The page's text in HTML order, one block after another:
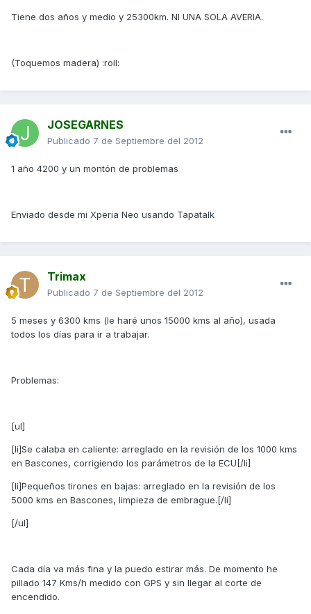
Tiene dos años y medio y 25300km. NI UNA SOLA AVERIA.
(Toquemos madera) :roll:
JOSEGARNES
Publicado 7 de Septiembre del 2012
1 año 4200 y un montón de problemas
Enviado desde mi Xperia Neo usando Tapatalk
Trimax
Publicado 7 de Septiembre del 2012
5 meses y 6300 kms (le haré unos 15000 kms al año), usada
todos los días para ir a trabajar.
Problemas:
[ul]
[li]Se calaba en caliente: arreglado en la revisión de los 1000 kms
en Bascones, corrigiendo los parámetros de la ECU[/li]
[li]Pequeños tirones en bajas: arreglado en la revisión de los
5000 kms en Bascones, limpieza de embrague.[/li]
[/ul]
Cada día va más fina y la puedo estirar más. De momento he
pillado 147 Kms/h medido con GPS y sin llegar al corte de
encendido.